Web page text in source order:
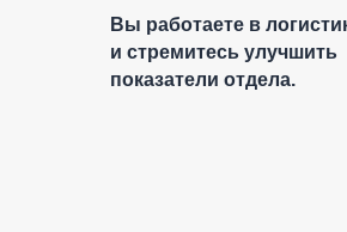
Вы работаете в
и стремитесь улучшить
показатели отдела.